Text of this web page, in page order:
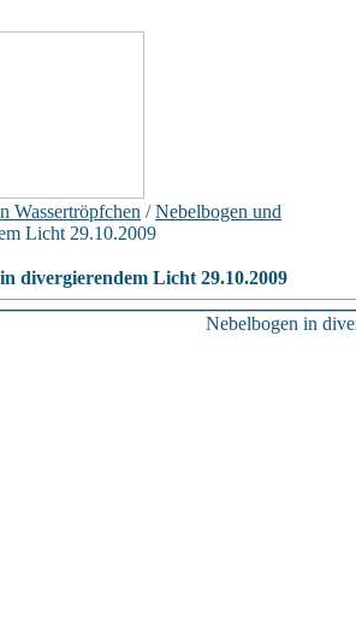
Wassertröpfchen /Nebelbogen und
Licht 29.10.2009
divergierendem Licht 29.10.2009